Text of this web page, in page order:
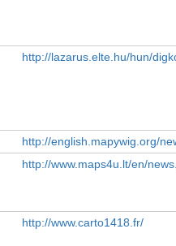
http://lazarus.elte.hu/hun/
http://english.mapywig.org/
http://www.maps4u.lt/en/
http://www.carto1418.fr/